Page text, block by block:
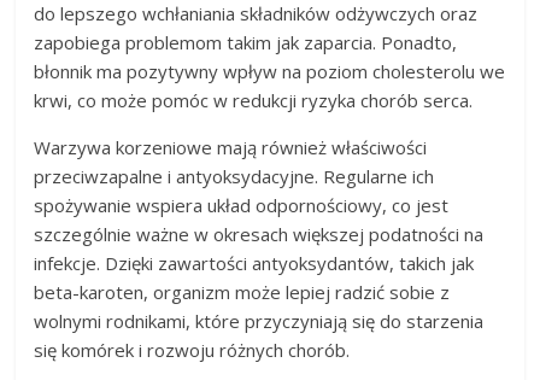
do lepszego wchłaniania składników odżywczych oraz
zapobiega problemom takim jak zaparcia. Ponadto,
błonnik ma pozytywny wpływ na poziom cholesterolu we
krwi, co może pomóc w redukcji ryzyka chorób serca.
Warzywa korzeniowe mają również właściwości
przeciwzapalne i antyoksydacyjne. Regularne ich
spożywanie wspiera układ odpornościowy, co jest
szczególnie ważne w okresach większej podatności na
infekcje. Dzięki zawartości antyoksydantów, takich jak
beta-karoten, organizm może lepiej radzić sobie z
wolnymi rodnikami, które przyczyniają się do starzenia
się komórek i rozwoju różnych chorób.